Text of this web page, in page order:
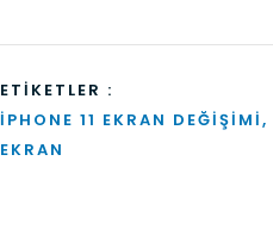
ETIKETLER :
IPHONE 11 EKRAN DEĞIŞIMI,
EKRAN